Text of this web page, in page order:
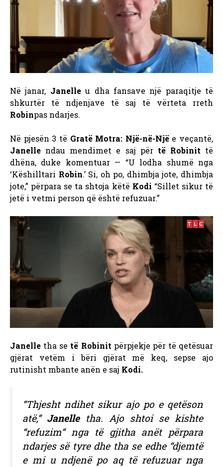
Në janar, Janelleu dha fansave një paraqitje të
shkurtër të ndjenjave të saj të vërteta rreth
Robinpas ndarjes.
Në pjesën 3 të Gratë Motra: Një-në-Një e veçantë,
Janelle ndau mendimet e saj për të Robinit të
dhëna, duke komentuar — “U lodha shumë nga
‘Këshilltari Robin.’ Si, oh po, dhimbja jote, dhimbja
jote,” përpara se ta shtoja këtë Kodi “Sillet sikur të
jetë i vetmi person që është refuzuar.”
Janelle tha se të Robinit përpjekje për të qetësuar
gjërat
vetëm i bëri gjërat më keq, sepse ajo
rutinisht mbante anën e saj Kodi.
“Thjesht ndihet sikur ajo po e qetëson
atë,” Janelletha. Ajo shtoi se kishte
“refuzim” nga të gjitha anët përpara
ndarjes së tyre dhe tha se edhe “djemtë
e mi u ndjenë po aq të refuzuar nga